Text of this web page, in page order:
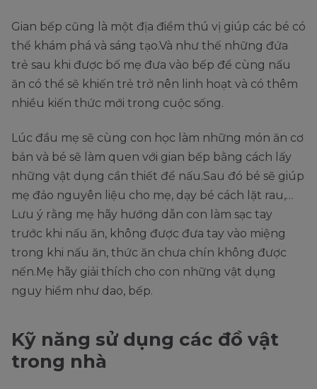
Gian bếp cũng là một địa điểm thú vị giúp các bé có
thể khám phá và sáng tạo.Và như thế những đứa
trẻ sau khi được bố mẹ đưa vào bếp để cùng nấu
ăn có thể sẽ khiến trẻ trở nên linh hoạt và có thêm
nhiều kiến thức mới trong cuộc sống.
Lúc đầu mẹ sẽ cùng con học làm những món ăn cơ
bản và bé sẽ làm quen với gian bếp bằng cách lấy
những vật dụng cần thiết để nấu.Sau đó bé sẽ giúp
mẹ đảo nguyên liệu cho mẹ, dạy bé cách lặt rau,…
Lưu ý rằng mẹ hãy hướng dẫn con làm sạc tay
trước khi nấu ăn, không được đưa tay vào miệng
trong khi nấu ăn, thức ăn chưa chín không được
nến.Mẹ hãy giải thích cho con những vật dụng
nguy hiểm như dao, bếp.
Kỹ năng sử dụng các đồ vật
trong nhà